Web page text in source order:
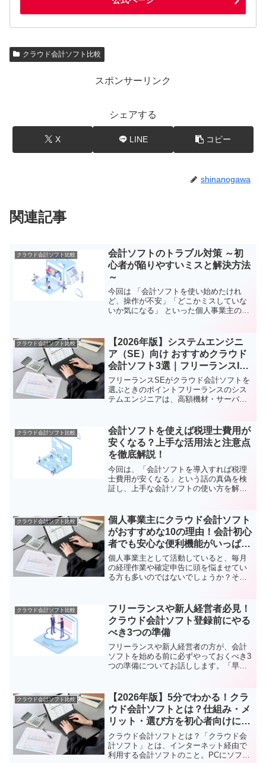
クラウド会計ソフト比較
スポンサーリンク
シェアする
X LINE コピー
shinanogawa
関連記事
クラウド会計ソフト比較
会計ソフトのトラブル対策 ～初
心者が陥りやすいミスと解決方法
～
今回は 「会計ソフトを使い始めたけれ
ど、操作が不安」「どこかミスしていな
いか気になる」 といった個人事業主の
グッと軽減されますが、設定ミスや入力
ミスでトラブルが起きがち...
クラウド会計ソフト比較
【2026年版】システムエンジニ
ア（SE）向け おすすめクラウド
会計ソフト3選｜フリーランスIT
エンジニアの確定申告完全ガイド
フリーランスSEがクラウド会計ソフトを
選ぶときのポイントフリーランスのシス
テムエンジニアは、高額機材・サーバー
下を重視しましょう。クラウドサービス
連携（AWS・GitH...
クラウド会計ソフト比較
会計ソフトを使えば税理士費用が
安くなる？上手な活用法と注意点
を徹底解説！
今回は、「会計ソフトを導入すれば税理
士費用が安くなる」という話の真偽を検
証し、上手な会計ソフトの使い方を解説
税理士費用は安くならず、むしろ逆効果
になることもあります。会計...
クラウド会計ソフト比較
個人事業主にクラウド会計ソフト
がおすすめな10の理由！会計初心
者でも安心な便利機能がいっぱ
い！
個人事業主として活動していると、毎月
の経理作業や確定申告に頭を悩ませてい
る方も多いのではないでしょうか？そん
がなくても、これ1つで楽に経理ができち
ゃう優れもの。今回は、...
クラウド会計ソフト比較
フリーランスや新人経営者必見！
クラウド会計ソフト登録前にやる
べき3つの準備
フリーランスや新人経営者の方が、会計
ソフトを始める前に必ずやっておくべき3
つの準備についてお話しします。「早
ください！この準備をしないと、後々経
理が複雑になったり、損を...
クラウド会計ソフト比較
【2026年版】5分でわかる！クラ
ウド会計ソフトとは？仕組み・メ
リット・選び方を初心者向けに完
全解説
クラウド会計ソフトとは？「クラウド会
計ソフト」とは、インターネット経由で
利用する会計ソフトのこと。PCにソフト